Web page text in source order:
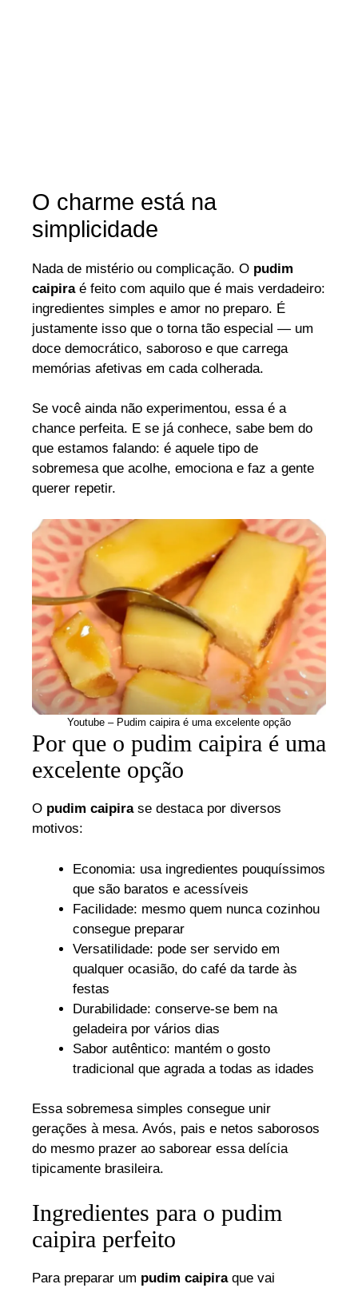
O charme está na
simplicidade
Nada de mistério ou complicação. O pudim
caipiraé feito com aquilo que é mais verdadeiro:
ingredientes simples e amor no preparo. É
justamente isso que o torna tão especial — um
doce democrático, saboroso e que carrega
memórias afetivas em cada colherada.
Se você ainda não experimentou, essa é a
chance perfeita. E se já conhece, sabe bem do
que estamos falando: é aquele tipo de
sobremesa que acolhe, emociona e faz a gente
querer repetir.
Youtube – Pudim caipira é uma excelente opção
Por que o pudim caipira é uma
excelente opção
O pudim caipirase destaca por diversos
motivos:
Economia: usa ingredientes pouquíssimos
que são baratos e acessíveis
Facilidade: mesmo quem nunca cozinhou
consegue preparar
Versatilidade: pode ser servido em
qualquer ocasião, do café da tarde às
festas
Durabilidade: conserve-se bem na
geladeira por vários dias
Sabor autêntico: mantém o gosto
tradicional que agrada a todas as idades
Essa sobremesa simples consegue unir
gerações à mesa. Avós, pais e netos saborosos
do mesmo prazer ao saborear essa delícia
tipicamente brasileira.
Ingredientes para o pudim
caipira perfeito
Para preparar um pudim caipiraque vai